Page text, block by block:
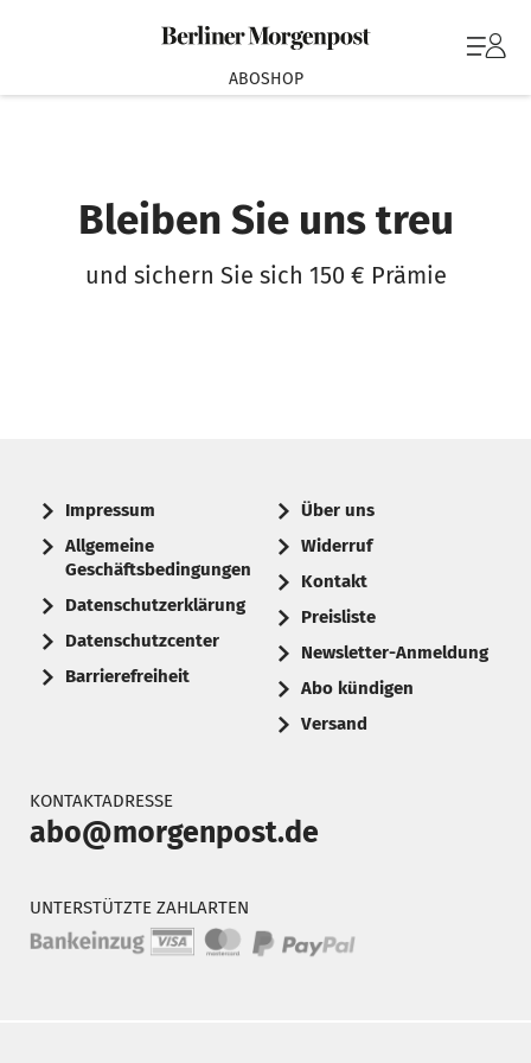
ABOSHOP
Bleiben Sie uns treu
und sichern Sie sich 150 € Prämie
Impressum
Allgemeine
Geschäftsbedingungen
Datenschutzerklärung
Datenschutzcenter
Barrierefreiheit
Über uns
Widerruf
Kontakt
Preisliste
Newsletter-Anmeldung
Abo kündigen
Versand
KONTAKTADRESSE
abo@morgenpost.de
UNTERSTÜTZTE ZAHLARTEN